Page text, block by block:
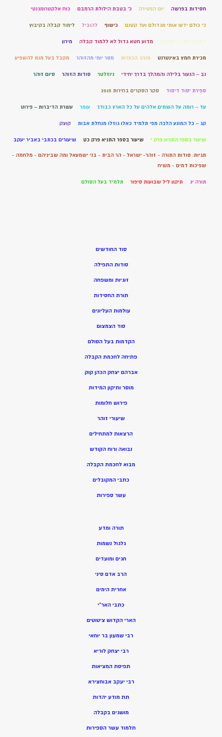
חסידות בפרשה יום הפטירה כ' בטבת הילולת הרמבם כוח אלקטרומגנטי
כי כולם ידעו אותי מגדולם ועד קטנם כישוף להוביל לימוד קבלה בקיבוץ
ליקוטי מוהר ן מפורש מדוע חטא גדול לא ללמוד קבלה מירון
מכירת חמץ באינטרנט מנהג הכפרות מסר יומי מהזוהר מקבל בעל מנת להשפיע
נב – הנעור בלילה והמהלך בדרך יחידי ניוזלטר סודות הזוהר סיום זוהר
ספירת יסוד דיסוד סקר הסקרים בחירות 2015
עד – רומה על השמים אלהים על כל הארץ כבודך עומר עשרת הדיברות – פירוט
קג – כל המונע הלכה מפי תלמיד כאלו גוזלו מנחלת אבות קוצק
שיעור בספר התניא פרק י שיעור בספר התניא פרק כט שיעורים בכתבי באביר יעקב
תגיות: סודות התורה - זוהר- ישראל - הר הבית - בני ישמעאל ומה שביניהם - מלחמה -
שפיכות דמים - משיח
תורה יג תיקון ליל שבועות סיפור תלמיד בעל הסולם
סוד החודשים
סודות התפילה
זוגיות ומשפחה
תורת החסידות
עולמות העליונים
סוד הצמצום
הקדמות בעל הסולם
פתיחה לחכמת הקבלה
אברהם יצחק הכהן קוק
מוסר ותיקון המידות
פירוש חלומות
שיעורי זוהר
הרצאות למתחילים
נבואה ורוח הקודש
מבוא לחכמת הקבלה
כתבי המקובלים
עשר ספירות
תורה ומדע
גלגול נשמות
חגים ומועדים
הרב אדם סיני
אחרית הימים
כתבי האר”י
הארי הקדוש ציטוטים
רבי שמעון בר יוחאי
רבי יצחק לוריא
תפיסת המציאות
רבי יעקב אבוחצירא
תת מודע יהדות
מושגים בקבלה
תלמוד עשר הספירות